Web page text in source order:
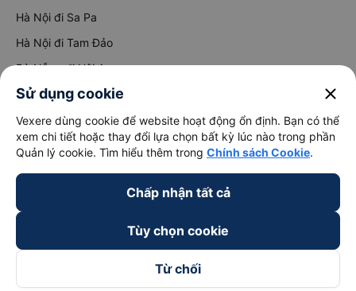
Hà Nội đi Sa Pa
Hà Nội đi Tam Đảo
Đà Nẵng đi Hội An
Đà Nẵng đi Huế
Hải Phòng đi Hà Nội
Xem tất cả tuyến đường
Sử dụng cookie close
Vexere dùng cookie để website hoạt động ổn định. Bạn có thể
xem chi tiết hoặc thay đổi lựa chọn bất kỳ lúc nào trong phần
Quản lý cookie. Tìm hiểu thêm trong Chính sách Cookie.
Chấp nhận tất cả
Tùy chọn cookie
Từ chối